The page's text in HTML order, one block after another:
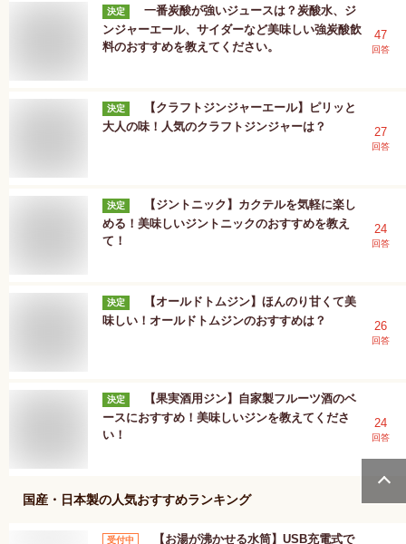
決定
一番炭酸が強いジュースは？炭酸水、ジ
ンジャーエール、サイダーなど美味しい強炭酸飲
料のおすすめを教えてください。
47
回答
決定
【クラフトジンジャーエール】ピリッと
大人の味！人気のクラフトジンジャーは？
27
回答
決定
【ジントニック】カクテルを気軽に楽し
める！美味しいジントニックのおすすめを教え
て！
24
回答
決定
【オールドトムジン】ほんのり甘くて美
味しい！オールドトムジンのおすすめは？
26
回答
決定
【果実酒用ジン】自家製フルーツ酒のベ
ースにおすすめ！美味しいジンを教えてくださ
い！
24
回答
国産・日本製の人気おすすめランキング
受付中 【お湯が沸かせる水筒】USB充電式で